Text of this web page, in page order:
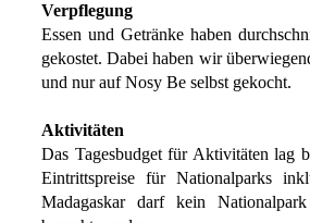
Verpflegung
Essen und Getränke haben
gekostet. Dabei haben wir
und nur auf Nosy Be selbst gekocht.
Aktivitäten
Das Tagesbudget für Aktivitäten lag
Eintrittspreise für Nationalparks
Madagaskar darf kein